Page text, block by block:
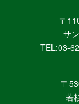
〒
サ
TEL:03-
〒
若